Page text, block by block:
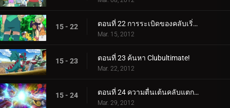
15 - 22 ตอนที่ 22 การระเบิดของคลับเริ่มต้นขึ้นแล้ว!
Mar. 15, 2012
15 - 23 ตอนที่ 23 ค้นหา Clubultimate!
Mar. 22, 2012
15 - 24 ตอนที่ 24 ความตื่นเต้นคลับแตกกระจาย!
Mar. 29, 2012